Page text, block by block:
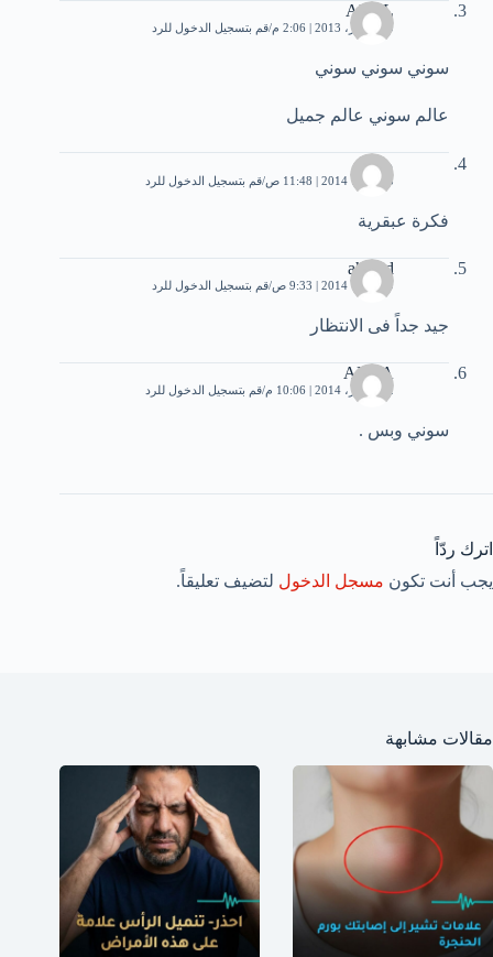
ADEL
30 أكتوبر، 2013 | 2:06 م قم بتسجيل الدخول للرد
سوني سوني سوني
عالم سوني عالم جميل
منذر
3 فبراير، 2014 | 11:48 ص قم بتسجيل الدخول للرد
فكرة عبقرية
ahmed
9 فبراير، 2014 | 9:33 ص قم بتسجيل الدخول للرد
جيد جداً فى الانتظار
ALAA
22 فبراير، 2014 | 10:06 م قم بتسجيل الدخول للرد
سوني وبس .
اترك ردّاً
يجب أنت تكون مسجل الدخول لتضيف تعليقاً.
مقالات مشابهة